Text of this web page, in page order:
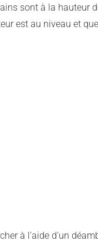
sont à la hauteur
est au niveau et
à l'aide d'un